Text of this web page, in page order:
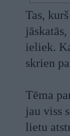
Tas,
ieliek.
skrien
Tēma
jau viss
lietu